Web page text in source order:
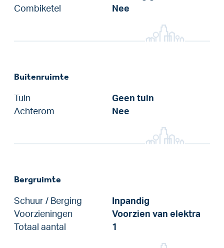
Combiketel Nee
Buitenruimte
Tuin
Geen tuin
Achterom
Nee
Bergruimte
Schuur / Berging
Inpandig
Voorzieningen
Voorzien van elektra
Totaal aantal
1